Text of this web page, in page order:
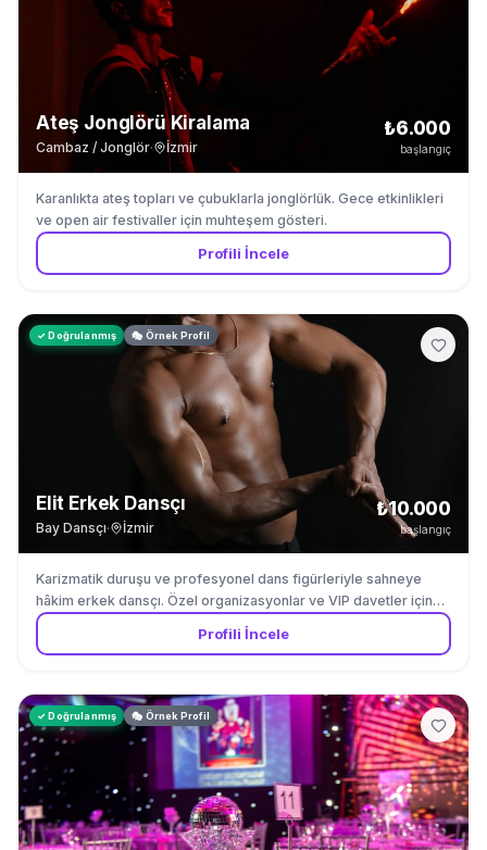
Ateş Jonglörü Kiralama
Cambaz / Jonglör· İzmir
₺6.000
başlangıç
Karanlıkta ateş topları ve çubuklarla jonglörlük. Gece etkinlikleri
ve open air festivaller için muhteşem gösteri.
Profili İncele
✓ Doğrulanmış 🎭 Örnek Profil
Elit Erkek Dansçı
Bay Dansçı· İzmir
₺10.000
başlangıç
Karizmatik duruşu ve profesyonel dans figürleriyle sahneye
hâkim erkek dansçı. Özel organizasyonlar ve VIP davetler için
ideal.
Profili İncele
✓ Doğrulanmış 🎭 Örnek Profil